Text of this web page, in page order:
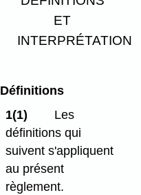
ET
INTERPRÉTATION
Définitions
1(1)
Les
définitions qui
suivent s'appliquent
au présent
règlement.